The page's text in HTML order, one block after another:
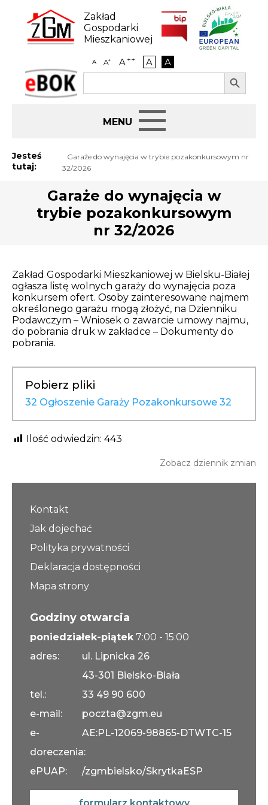
content
Zakład
Gospodarki
Mieszkaniowej
A A+ A++ A A
eBOK
Search
Search Button
Jak załatwić sprawę
Opłaty i rozliczenia
Działania antysmogowe
Remonty budynków
Zamówienia publiczne
Prawo
Jesteś
tutaj:
Garaże do wynajęcia w trybie pozakonkursowym nr
32/2026
Garaże do wynajęcia w
trybie pozakonkursowym
nr 32/2026
Zakład Gospodarki Mieszkaniowej w Bielsku-Białej
ogłasza listę wolnych garaży do wynajęcia poza
konkursem ofert. Osoby zainteresowane najmem
określonego garażu mogą złożyć, na Dzienniku
Podawczym – Wniosek o zawarcie umowy najmu,
do pobrania druk w zakładce – Dokumenty do
pobrania.
Pobierz pliki
32 Ogłoszenie Garaży Pozakonkursowe 32
Ilość odwiedzin: 443
Zobacz dziennik zmian
Kontakt
Jak dojechać
Polityka prywatności
Deklaracja dostępności
Mapa strony
Godziny otwarcia
poniedziałek-piątek 7:00 - 15:00
adres:
ul. Lipnicka 26
43-301 Bielsko-Biała
tel.:
33 49 90 600
e-mail:
poczta@zgm.eu
e-
doreczenia:
AE:PL-12069-98865-DTWTC-15
ePUAP: /zgmbielsko/SkrytkaESP